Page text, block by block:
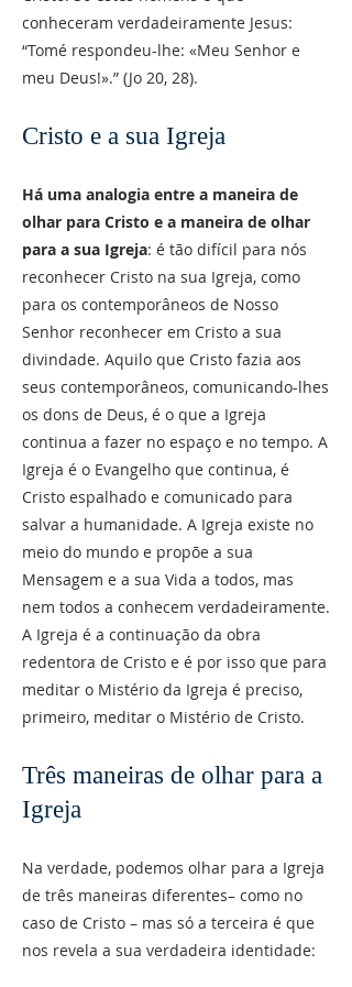
conheceram verdadeiramente Jesus:
“Tomé respondeu-lhe: «Meu Senhor e
meu Deus!».” (Jo 20, 28).
Cristo e a sua Igreja
Há uma analogia entre a maneira de
olhar para Cristo e a maneira de olhar
para a sua Igreja: é tão difícil para nós
reconhecer Cristo na sua Igreja, como
para os contemporâneos de Nosso
Senhor reconhecer em Cristo a sua
divindade. Aquilo que Cristo fazia aos
seus contemporâneos, comunicando-lhes
os dons de Deus, é o que a Igreja
continua a fazer no espaço e no tempo. A
Igreja é o Evangelho que continua, é
Cristo espalhado e comunicado para
salvar a humanidade. A Igreja existe no
meio do mundo e propõe a sua
Mensagem e a sua Vida a todos, mas
nem todos a conhecem verdadeiramente.
A Igreja é a continuação da obra
redentora de Cristo e é por isso que para
meditar o Mistério da Igreja é preciso,
primeiro, meditar o Mistério de Cristo.
Três maneiras de olhar para a
Igreja
Na verdade, podemos olhar para a Igreja
de três maneiras diferentes– como no
caso de Cristo – mas só a terceira é que
nos revela a sua verdadeira identidade: